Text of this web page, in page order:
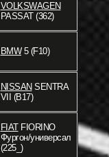
VOLKSWAGEN
PASSAT (362)
BMW5 (F10)
NISSAN SENTRA
VII (B17)
FIATFIORINO
Фургон/универсал
(225_)